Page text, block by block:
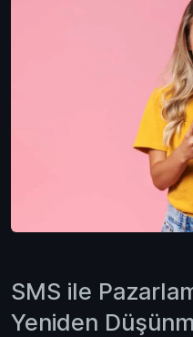
SMS ile
Yeniden